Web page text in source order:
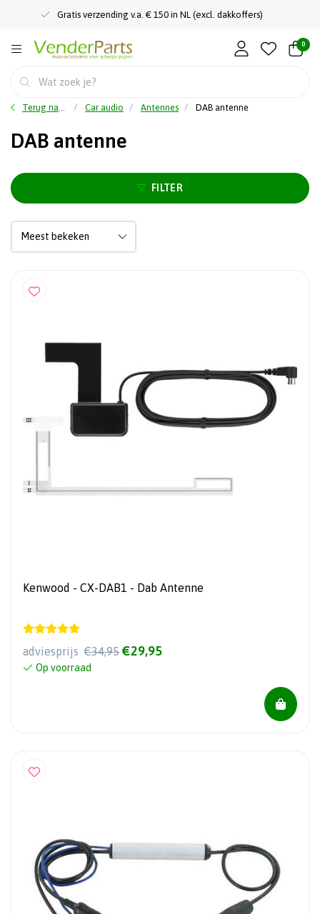
Gratis verzending v.a. € 150 in NL (excl. dakkoffers)
0
Terug naar home Car audio Antennes DAB antenne
DAB antenne
FILTER
Kenwood - CX-DAB1 - Dab Antenne
adviesprijs €34,95 €29,95
Op voorraad